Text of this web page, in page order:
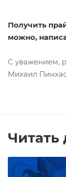
Получить
можно,
С уважением,
Михаил
Читать